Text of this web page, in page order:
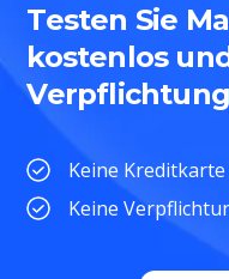
Testen Sie
kostenlos
Keine
Keine